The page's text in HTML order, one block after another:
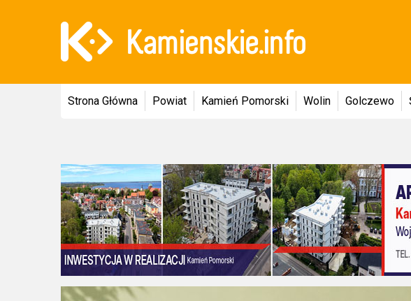
Strona Główna Powiat Kamień Pomorski Wolin Golczewo